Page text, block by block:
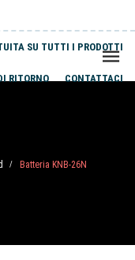
SU TUTTI I PRODOTTI
RITORNO CONTATTACI
/ Batteria KNB-26N